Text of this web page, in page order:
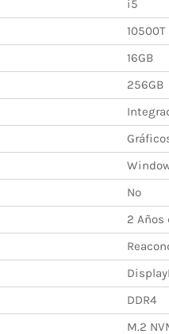
i5
10500T
16GB
256GB
No
2 Años
DDR4
M.2